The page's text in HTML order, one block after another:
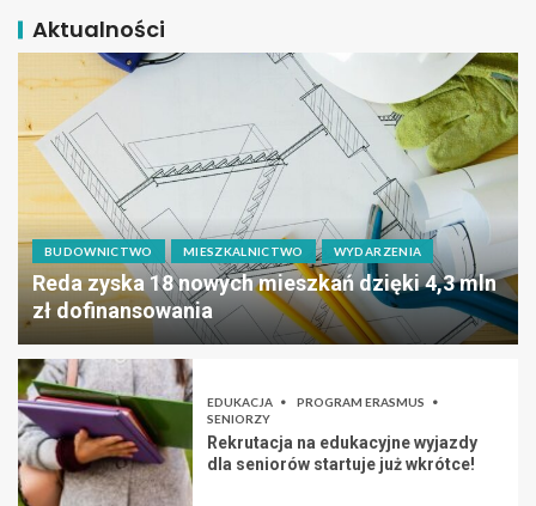
Aktualności
BUDOWNICTWO MIESZKALNICTWO WYDARZENIA
Reda zyska 18 nowych mieszkań dzięki 4,3 mln
zł dofinansowania
EDUKACJA
PROGRAM ERASMUS
SENIORZY
Rekrutacja na edukacyjne wyjazdy
dla seniorów startuje już wkrótce!